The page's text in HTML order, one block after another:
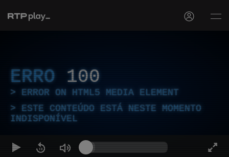
ERRO 100
ERROR ON HTML5 MEDIA ELEMENT
ESTE CONTEÚDO ESTÁ NESTE MOMENTO
INDISPONÍVEL